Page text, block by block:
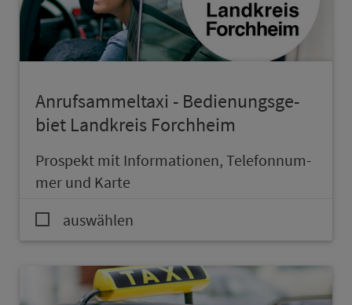
An­ruf­sam­mel­taxi - Be­die­nungs­ge­
biet Land­kreis Forch­heim
Prospekt mit In­for­ma­ti­onen, Te­le­fon­num­
mer und Karte
auswählen